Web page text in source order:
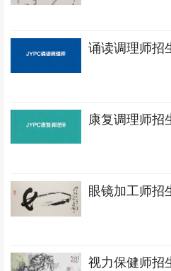
诵读调理师招
康复调理师招
眼镜加工师招
视力保健师招